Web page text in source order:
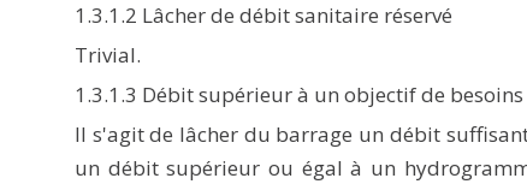
1.3.1.2 Lâcher de débit sanitaire réservé
Trivial.
1.3.1.3 Débit supérieur à un objectif de
Il s'agit de lâcher du barrage un débit
un débit supérieur ou égal à un